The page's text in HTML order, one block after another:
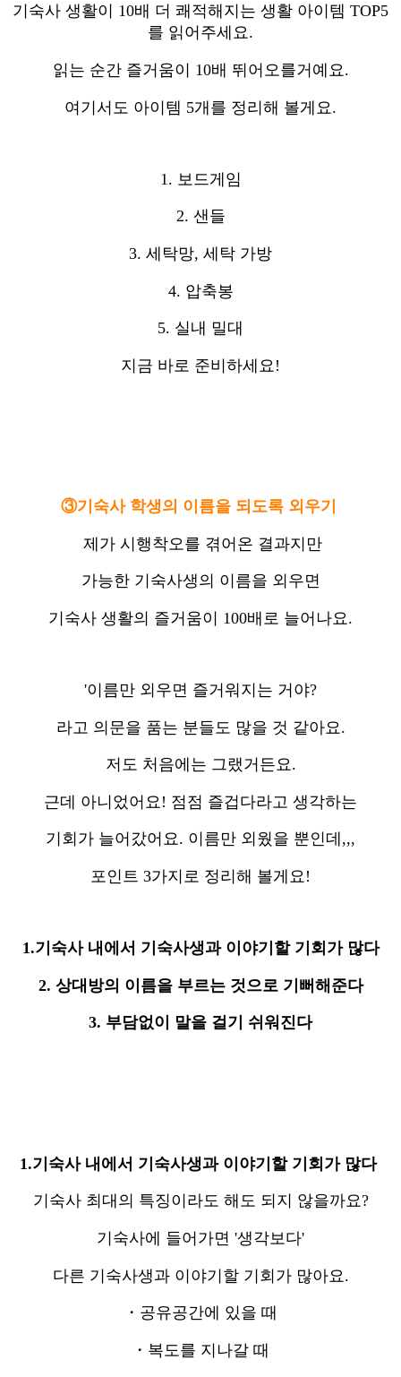
기숙사 생활이 10배 더 쾌적해지는 생활 아이템 TOP5
를 읽어주세요.
읽는 순간 즐거움이 10배 뛰어오를거예요.
여기서도 아이템 5개를 정리해 볼게요.
1. 보드게임
2. 샌들
3. 세탁망, 세탁 가방
4. 압축봉
5. 실내 밀대
지금 바로 준비하세요!
③기숙사 학생의 이름을 되도록 외우기
제가 시행착오를 겪어온 결과지만
가능한 기숙사생의 이름을 외우면
기숙사 생활의 즐거움이 100배로 늘어나요.
'이름만 외우면 즐거워지는 거야?
라고 의문을 품는 분들도 많을 것 같아요.
저도 처음에는 그랬거든요.
근데 아니었어요! 점점 즐겁다라고 생각하는
기회가 늘어갔어요. 이름만 외웠을 뿐인데,,,
포인트 3가지로 정리해 볼게요!
1.기숙사 내에서 기숙사생과 이야기할 기회가 많다
2. 상대방의 이름을 부르는 것으로 기뻐해준다
3. 부담없이 말을 걸기 쉬워진다
1.기숙사 내에서 기숙사생과 이야기할 기회가 많다
기숙사 최대의 특징이라도 해도 되지 않을까요?
기숙사에 들어가면 '생각보다'
다른 기숙사생과 이야기할 기회가 많아요.
・공유공간에 있을 때
・복도를 지나갈 때